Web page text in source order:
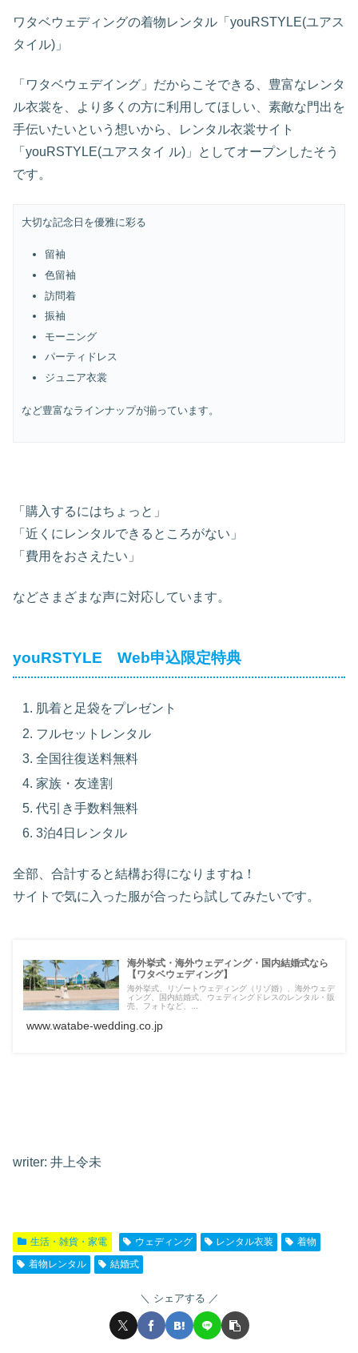
ワタベウェディングの着物レンタル「youRSTYLE(ユアス
タイル)」
「ワタベウェデイング」だからこそできる、豊富なレンタ
ル衣裳を、より多くの方に利用してほしい、素敵な門出を
手伝いたいという想いから、レンタル衣裳サイト
「youRSTYLE(ユアスタイ ル)」としてオープンしたそう
です。
大切な記念日を優雅に彩る
留袖
色留袖
訪問着
振袖
モーニング
パーティドレス
ジュニア衣裳
など豊富なラインナップが揃っています。
「購入するにはちょっと」
「近くにレンタルできるところがない」
「費用をおさえたい」
などさまざまな声に対応しています。
youRSTYLE Web申込限定特典
肌着と足袋をプレゼント
フルセットレンタル
全国往復送料無料
家族・友達割
代引き手数料無料
3泊4日レンタル
全部、合計すると結構お得になりますね！
サイトで気に入った服が合ったら試してみたいです。
海外挙式・海外ウェディング・国内結婚式なら
【ワタベウェディング】
海外挙式、リゾートウェディング（リゾ婚）、海外ウェデ
ィング、国内結婚式、ウェディングドレスのレンタル・販
売、フォトなど、...
www.watabe-wedding.co.jp
writer: 井上令未
生活・雑貨・家電 ウェディング レンタル衣装
着物
着物レンタル
結婚式
シェアする